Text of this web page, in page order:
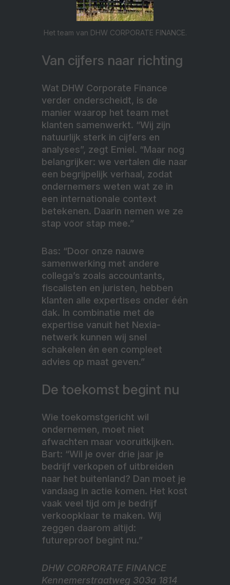
Het team van DHW CORPORATE FINANCE.
Van cijfers naar richting
Wat DHW Corporate Finance
verder onderscheidt, is de
manier waarop het team met
klanten samenwerkt. “Wij zijn
natuurlijk sterk in cijfers en
analyses”, zegt Emiel. “Maar nog
belangrijker: we vertalen die naar
een begrijpelijk verhaal, zodat
ondernemers weten wat ze in
een internationale context
betekenen. Daarin nemen we ze
stap voor stap mee.”
Bas: “Door onze nauwe
samenwerking met andere
collega’s zoals accountants,
fiscalisten en juristen, hebben
klanten alle expertises onder één
dak. In combinatie met de
expertise vanuit het Nexia-
netwerk kunnen wij snel
schakelen én een compleet
advies op maat geven.”
De toekomst begint nu
Wie toekomstgericht wil
ondernemen, moet niet
afwachten maar vooruitkijken.
Bart: “Wil je over drie jaar je
bedrijf verkopen of uitbreiden
naar het buitenland? Dan moet je
vandaag in actie komen. Het kost
vaak veel tijd om je bedrijf
verkoopklaar te maken. Wij
zeggen daarom altijd:
futureproof begint nu.”
DHW CORPORATE FINANCE
Kennemerstraatweg 303a 1814